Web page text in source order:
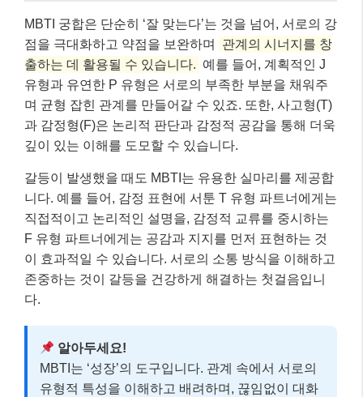
MBTI 궁합은 단순히 ‘잘 맞는다’는 것을 넘어, 서로의 강
점을 극대화하고 약점을 보완하며
관계의 시너지를 창
출하는 데 활용될 수 있습니다. 예를 들어, 계획적인 J
유형과 유연한 P 유형은 서로의 부족한 부분을 채워주
며 균형 잡힌 관계를 만들어갈 수 있죠. 또한, 사고형(T)
과 감정형(F)은 논리적 판단과 감정적 공감을 통해 더욱
깊이 있는 이해를 도모할 수 있습니다.
갈등이 발생했을 때도 MBTI는 유용한 실마리를 제공합
니다. 예를 들어, 감정 표현에 서툰 T 유형 파트너에게는
직접적이고 논리적인 설명을, 감정적 교류를 중시하는
F 유형 파트너에게는 공감과 지지를 먼저 표현하는 것
이 효과적일 수 있습니다. 서로의 소통 방식을 이해하고
존중하는 것이 갈등을 건강하게 해결하는 첫걸음입니
다.
알아두세요!
MBTI는 ‘성장’의 도구입니다. 관계 속에서 서로의
유형적 특성을 이해하고 배려하며, 끊임없이 대화